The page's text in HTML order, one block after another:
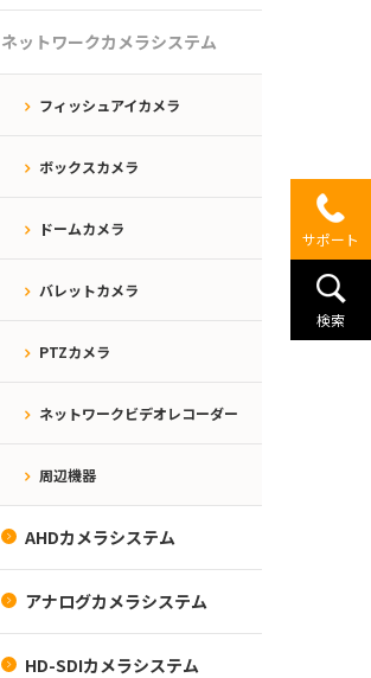
ネットワークカメラシステム
フィッシュアイカメラ
ボックスカメラ
ドームカメラ
バレットカメラ
PTZカメラ
ネットワークビデオレコーダー
周辺機器
AHDカメラシステム
アナログカメラシステム
HD-SDIカメラシステム
サポート
検索